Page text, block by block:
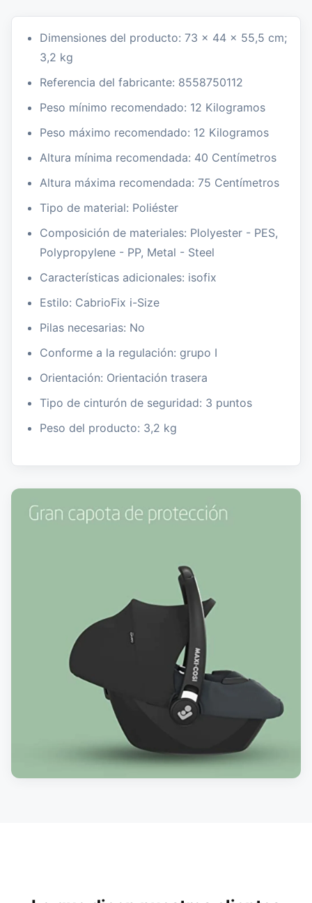
Dimensiones del producto: 73 x 44 x 55,5 cm;
3,2 kg
Referencia del fabricante: 8558750112
Peso mínimo recomendado: 12 Kilogramos
Peso máximo recomendado: 12 Kilogramos
Altura mínima recomendada: 40 Centímetros
Altura máxima recomendada: 75 Centímetros
Tipo de material: Poliéster
Composición de materiales: Plolyester - PES,
Polypropylene - PP, Metal - Steel
Características adicionales: isofix
Estilo: CabrioFix i-Size
Pilas necesarias: No
Conforme a la regulación: grupo I
Orientación: Orientación trasera
Tipo de cinturón de seguridad: 3 puntos
Peso del producto: 3,2 kg